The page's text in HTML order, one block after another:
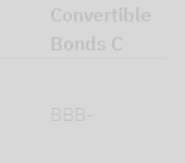
Convertible
Bonds C
BBB-